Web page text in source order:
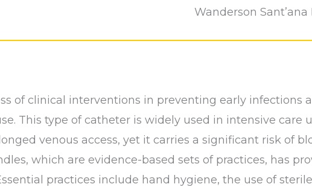
Wanderson
of clinical interventions in preventing early infections
This type of catheter is widely used in intensive care
venous access, yet it carries a significant risk of
which are evidence-based sets of practices, has
practices include hand hygiene, the use of